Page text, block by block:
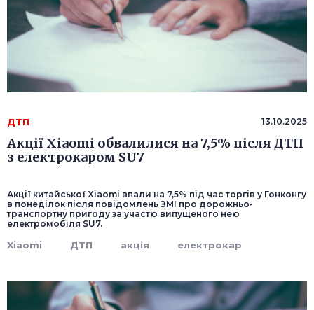
ДТП 13.10.2025
Акції Xiaomi обвалилися на 7,5% після ДТП
з електрокаром SU7
Акції китайської Xiaomi впали на 7,5% під час торгів у Гонконгу
в понеділок після повідомлень ЗМІ про дорожньо-
транспортну пригоду за участю випущеного нею
електромобіля SU7.
Xiaomi ДТП акція електрокар